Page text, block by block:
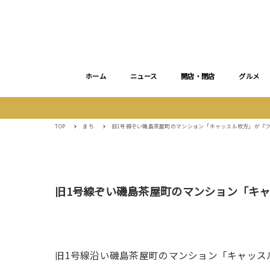
ホーム ニュース 開店・閉店 グルメ
TOP まち 旧1号線ぞい磯島茶屋町のマンション「キャッスル枚方」が『
旧1号線ぞい磯島茶屋町のマンション「キ
旧1号線沿い磯島茶屋町のマンション「キャッ